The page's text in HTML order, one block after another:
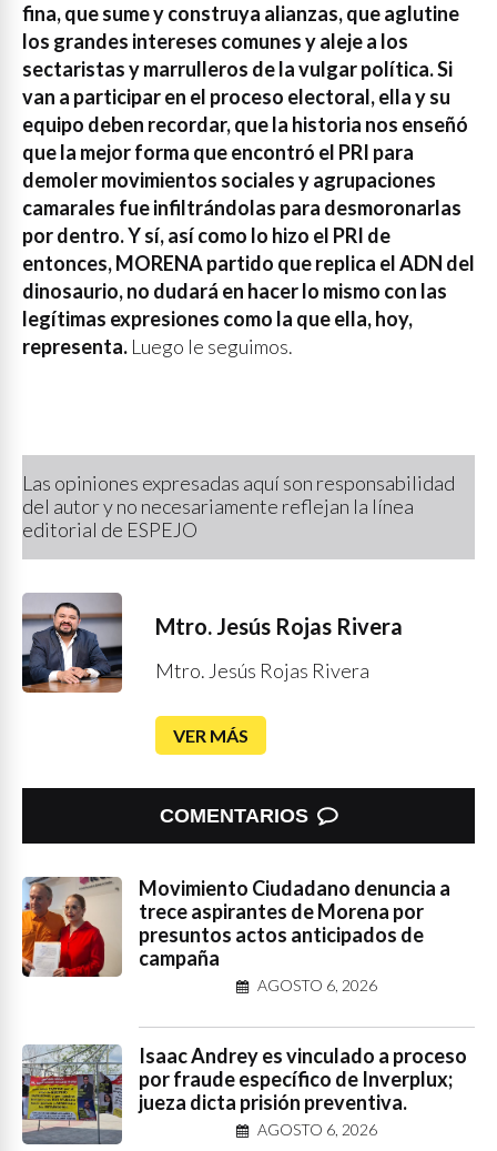
fina, que sume y construya alianzas, que aglutine
los grandes intereses comunes y aleje a los
sectaristas y marrulleros de la vulgar política. Si
van a participar en el proceso electoral, ella y su
equipo deben recordar, que la historia nos enseñó
que la mejor forma que encontró el PRI para
demoler movimientos sociales y agrupaciones
camarales fue infiltrándolas para desmoronarlas
por dentro. Y sí, así como lo hizo el PRI de
entonces, MORENA partido que replica el ADN del
dinosaurio, no dudará en hacer lo mismo con las
legítimas expresiones como la que ella, hoy,
representa. Luego le seguimos.
Las opiniones expresadas aquí son responsabilidad
del autor y no necesariamente reflejan la línea
editorial de ESPEJO
Mtro. Jesús Rojas Rivera
Mtro. Jesús Rojas Rivera
VER MÁS
COMENTARIOS
Movimiento Ciudadano denuncia a
trece aspirantes de Morena por
presuntos actos anticipados de
campaña
AGOSTO 6, 2026
Isaac Andrey es vinculado a proceso
por fraude específico de Inverplux;
jueza dicta prisión preventiva.
AGOSTO 6, 2026